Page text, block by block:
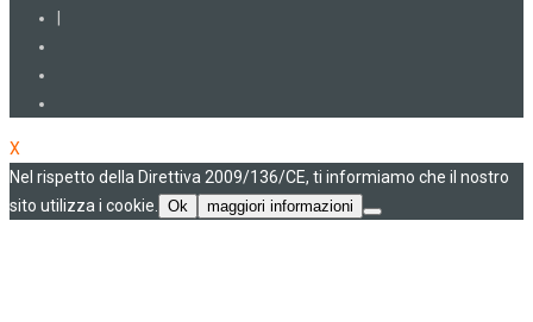
|
X
Nel rispetto della Direttiva 2009/136/CE, ti informiamo che il nostro
sito utilizza i cookie.
Ok maggiori informazioni